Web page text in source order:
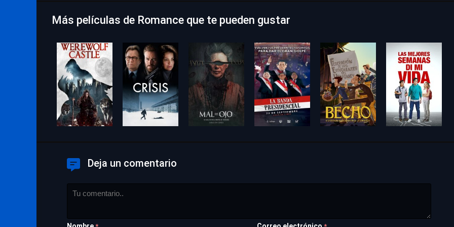
Más películas de Romance que te pueden gustar
Deja un comentario